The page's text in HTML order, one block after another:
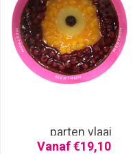
parten vlaai
Vanaf €19,10